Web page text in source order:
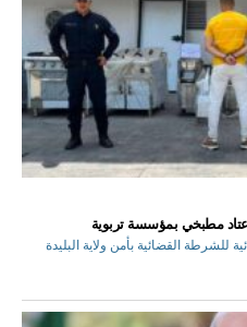
مطبخي بمؤسسة تربوية
للشرطة القضائية بأمن ولاية البليدة